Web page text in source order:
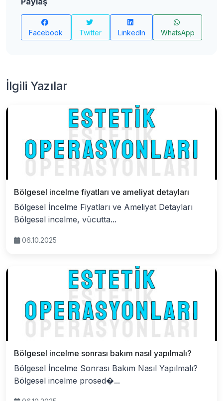
Facebook Twitter LinkedIn WhatsApp
İlgili Yazılar
Bölgesel incelme fiyatları ve ameliyat detayları
Bölgesel İncelme Fiyatları ve Ameliyat Detayları
Bölgesel incelme, vücutta...
06.10.2025
Bölgesel incelme sonrası bakım nasıl yapılmalı?
Bölgesel İncelme Sonrası Bakım Nasıl Yapılmalı?
Bölgesel incelme prosed�...